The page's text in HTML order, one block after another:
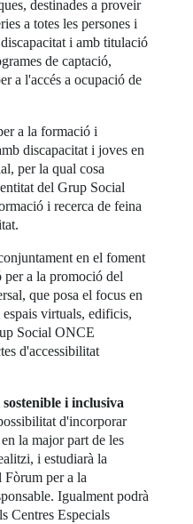
destinades a proveir
a totes les persones i
i amb titulació
de captació,
a l'accés a ocupació de
a la formació i
discapacitat i joves en
per la qual cosa
del Grup Social
i recerca de feina
en el foment
per a la promoció del
que posa el focus en
virtuals, edificis,
Social ONCE
d'accessibilitat
i inclusiva
d'incorporar
la major part de les
i estudiarà la
Fòrum per a la
Igualment podrà
Centres Especials